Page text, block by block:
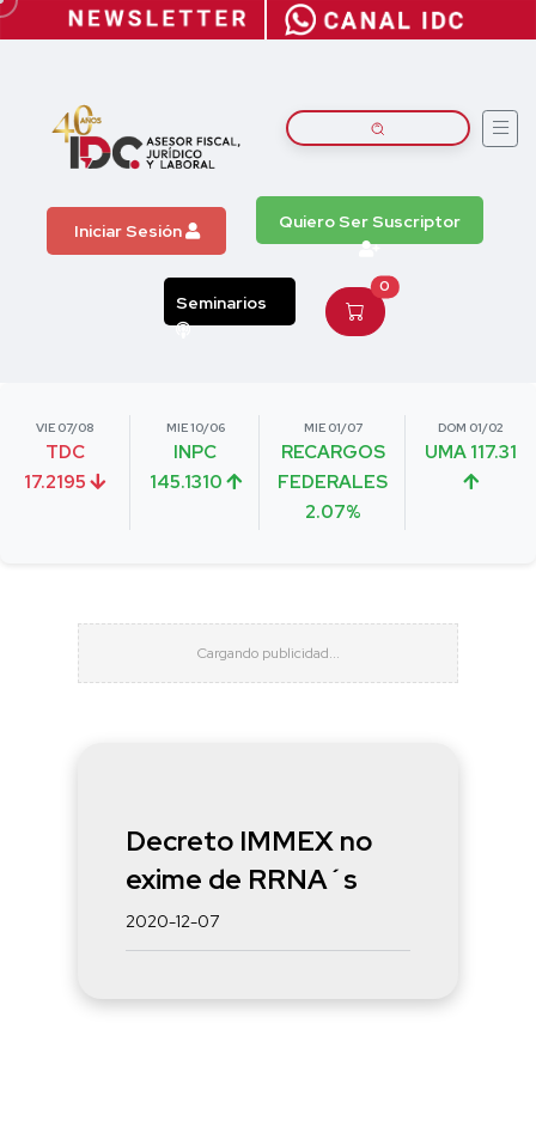
Iniciar Sesión Quiero Ser Suscriptor
Seminarios
0
VIE 07/08
TDC
17.2195
MIE 10/06
INPC
145.1310
MIE 01/07
RECARGOS
FEDERALES
2.07%
DOM 01/02
UMA 117.31
Decreto IMMEX no
exime de RRNA´s
2020-12-07